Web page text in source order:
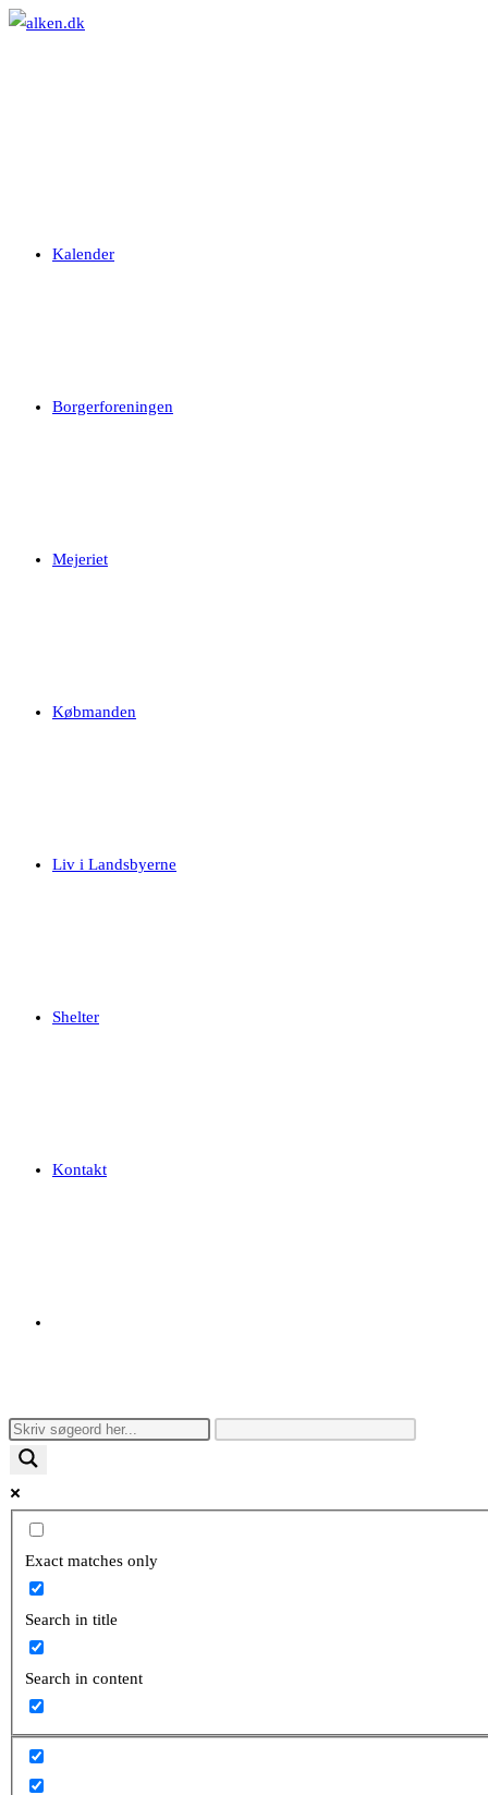
Skip
Kalender
Borgerforeningen
Mejeriet
Købmanden
Liv i Landsbyerne
Shelter
Kontakt
search
Exact matches only
Search in title
Search in content